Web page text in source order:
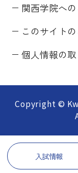
入試情報
関西学院へ
このサイト
個人情報の
Copyright ©